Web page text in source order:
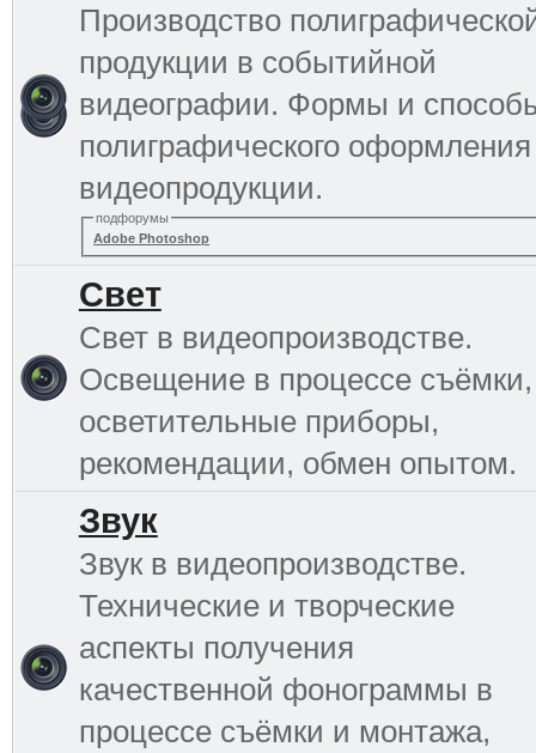
Производство
продукции в событийной
видеографии. Формы и
полиграфического оформления
видеопродукции.
подфорумы
Adobe Photoshop
Свет
Свет в видеопроизводстве.
Освещение в процессе съёмки,
осветительные приборы,
рекомендации, обмен опытом.
Звук
Звук в видеопроизводстве.
Технические и творческие
аспекты получения
качественной фонограммы в
процессе съёмки и монтажа,